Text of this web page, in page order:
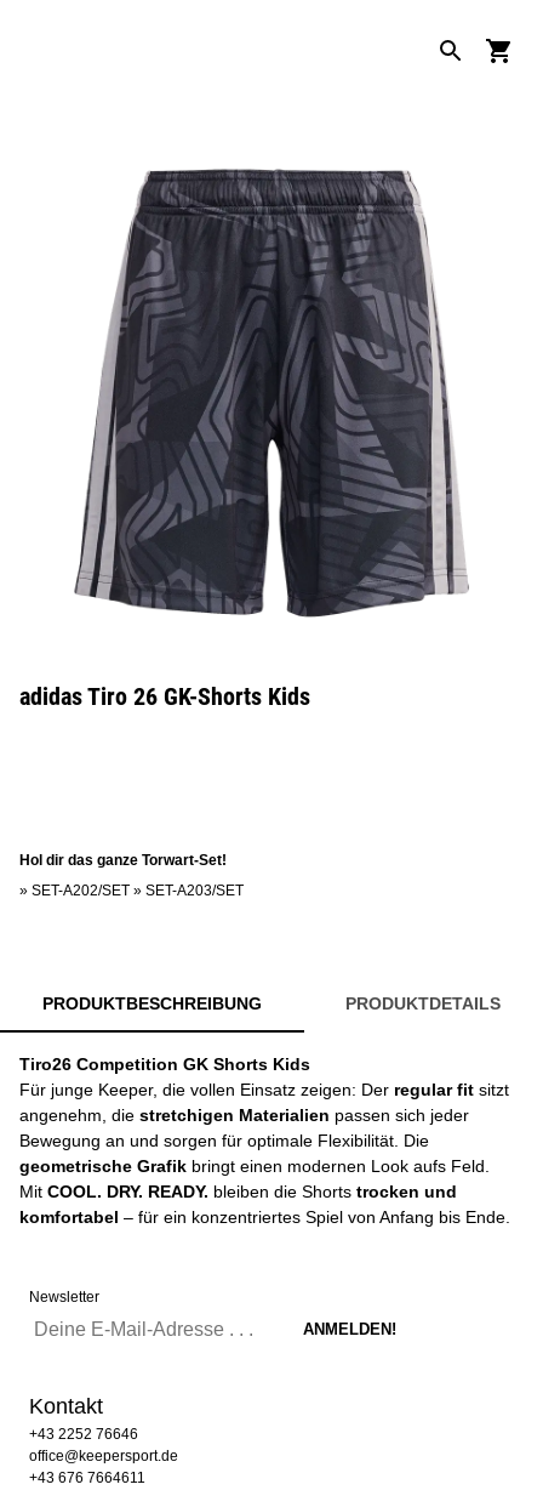
adidas Tiro 26 GK-Shorts Kids
Hol dir das ganze Torwart-Set!
» SET-A202/SET » SET-A203/SET
PRODUKTBESCHREIBUNG PRODUKTDETAILS
Tiro26 Competition GK Shorts Kids
Für junge Keeper, die vollen Einsatz zeigen: Der regular fit sitzt
angenehm, die stretchigen Materialien passen sich jeder
Bewegung an und sorgen für optimale Flexibilität. Die
geometrische Grafik bringt einen modernen Look aufs Feld.
Mit COOL. DRY. READY. bleiben die Shorts trocken und
komfortabel – für ein konzentriertes Spiel von Anfang bis Ende.
Newsletter
Kontakt
+43 2252 76646
office@keepersport.de
+43 676 7664611